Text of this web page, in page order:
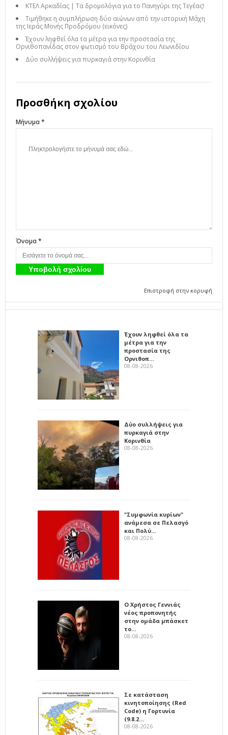
ΚΤΕΛ Αρκαδίας | Τα δρομολόγια για το Πανηγύρι της Τεγέας!
Τιμήθηκε η συμπλήρωση δύο αιώνων από την ιστορική Μάχη
της Ιεράς Μονής Προδρόμου (εικόνες)
Έχουν ληφθεί όλα τα μέτρα για την προστασία της
Ορνιθοπανίδας στον φωτισμό του Βράχου του Λεωνιδίου
Δύο συλλήψεις για πυρκαγιά στην Κορινθία
Προσθήκη σχολίου
Μήνυμα *
Όνομα *
Επιστροφή στην κορυφή
Έχουν ληφθεί όλα τα
μέτρα για την
προστασία της
Ορνιθοπ…
08-08-2026
Δύο συλλήψεις για
πυρκαγιά στην
Κορινθία
08-08-2026
"Συμφωνία κυρίων"
ανάμεσα σε Πελασγό
και Πολύ…
08-08-2026
Ο Χρήστος Γεννιάς
νέος προπονητής
στην ομάδα μπάσκετ
το…
08-08-2026
Σε κατάσταση
κινητοποίησης (Red
Code) η Γορτυνία
(9.8.2…
08-08-2026